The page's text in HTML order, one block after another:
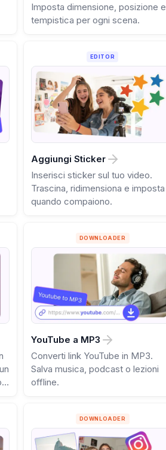
Imposta dimensione, posizione e
tempistica per ogni scena.
EDITOR
Aggiungi Sticker
Inserisci sticker sul tuo video.
Trascina, ridimensiona e imposta
quando compaiono.
DOWNLOADER
YouTube a MP3
Converti link YouTube in MP3.
Salva musica, podcast o lezioni
offline.
DOWNLOADER